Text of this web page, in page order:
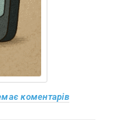
коментарів